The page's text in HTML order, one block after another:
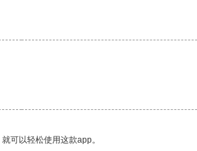
可以轻松使用这款app。